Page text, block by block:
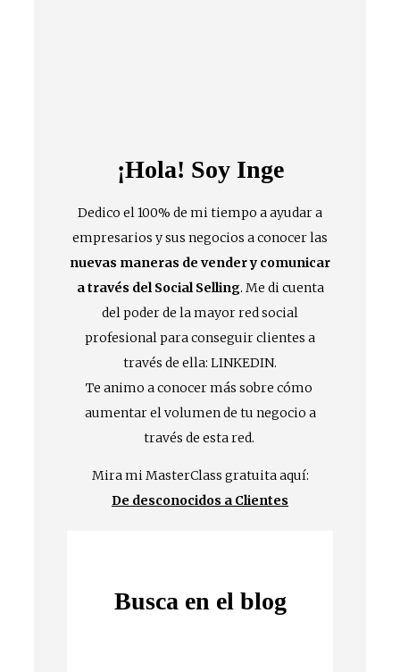
¡Hola! Soy Inge
Dedico el 100% de mi tiempo a ayudar a
empresarios y sus negocios a conocer las
nuevas maneras de vender y comunicar
a través del Social Selling. Me di cuenta
del poder de la mayor red social
profesional para conseguir clientes a
través de ella: LINKEDIN.
Te animo a conocer más sobre cómo
aumentar el volumen de tu negocio a
través de esta red.
Mira mi MasterClass gratuita aquí:
De desconocidos a Clientes
Busca en el blog